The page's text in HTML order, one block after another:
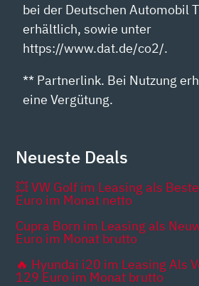
bei der Deutschen Automobil
erhältlich, sowie unter
https://www.dat.de/co2/.
** Partnerlink. Bei Nutzung
eine Vergütung.
Neueste Deals
💥 VW Golf im Leasing als
Euro im Monat netto
Cupra Born im Leasing als
Euro im Monat brutto
🔥 Hyundai i20 im Leasing Als
129 Euro im Monat brutto